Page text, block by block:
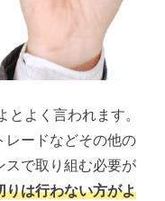
よく言われます。
レードなどその他の
スで取り組む必要が
りは行わない方がよ